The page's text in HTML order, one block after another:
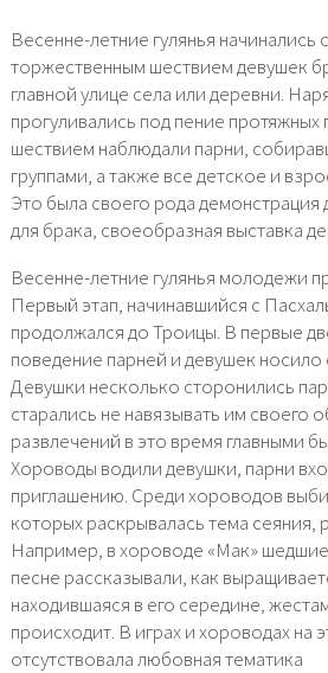
Весенне-летние гулянья начинались
торжественным шествием девушек
главной улице села или деревни.
прогуливались под пение протяжных
шествием наблюдали парни,
группами, а также все детское и
Это была своего рода
для брака, своеобразная выставка
Весенне-летние гулянья молодежи
Первый этап, начинавшийся с
продолжался до Троицы. В первые
поведение парней и девушек
Девушки несколько сторонились
старались не навязывать им своего
развлечений в это время главными
Хороводы водили девушки, парни
приглашению. Среди хороводов
которых раскрывалась тема сеяния,
Например, в хороводе «Мак» шедшие
песне рассказывали, как
находившаяся в его середине,
происходит. В играх и хороводах на
отсутствовала любовная тематика